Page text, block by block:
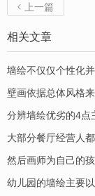
 上一篇
相关文章
墙绘不仅仅个性化
壁画依据总体风格
分辨墙绘优劣的4点
大部分餐厅经营人
然后画师为自己的
幼儿园的墙绘主要